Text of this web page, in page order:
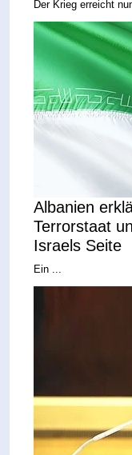
Der Krieg erreicht
Albanien
Terrorstaat
Israels Seite
Ein ...